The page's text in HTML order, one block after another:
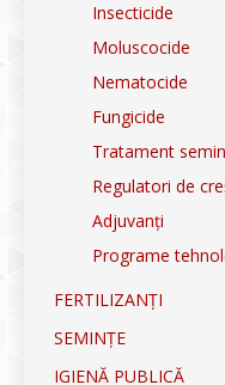
Insecticide
Moluscocide
Nematocide
Fungicide
Tratament
Regulatori de
Adjuvanți
Programe
FERTILIZANȚI
SEMINȚE
IGIENĂ PUBLICĂ